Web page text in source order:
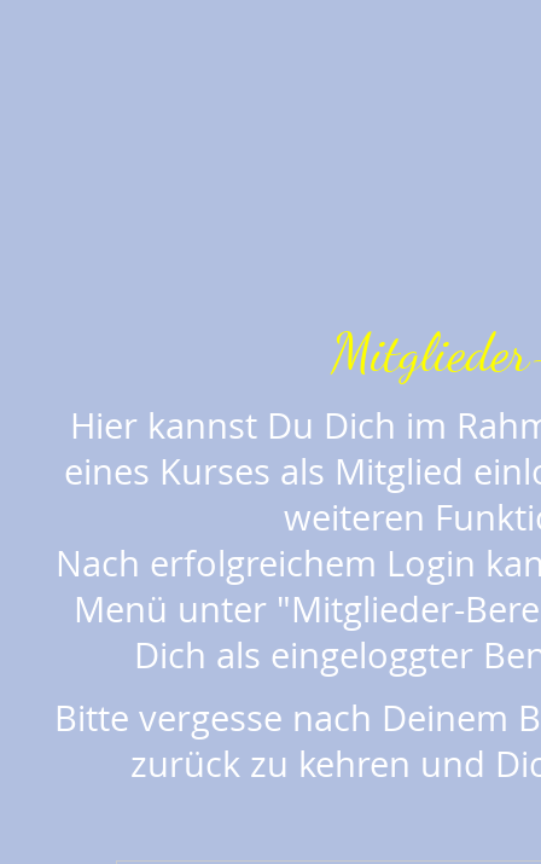
Hier kannst Du Dich im
eines Kurses als Mitglied
weiteren
Nach erfolgreichem Login
Menü unter "Mitglieder-
Dich als eingeloggter
Bitte vergesse nach Deinem
zurück zu kehren und